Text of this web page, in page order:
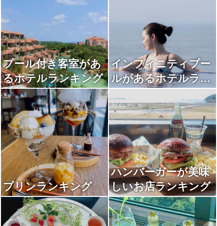
プール付き客室があ
るホテルランキング
インフィニティプー
ルがあるホテルラン
キング
プリンランキング
ハンバーガーが美味
しいお店ランキング